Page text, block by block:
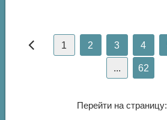
1 2 3 4
... 62
Перейти на страницу: